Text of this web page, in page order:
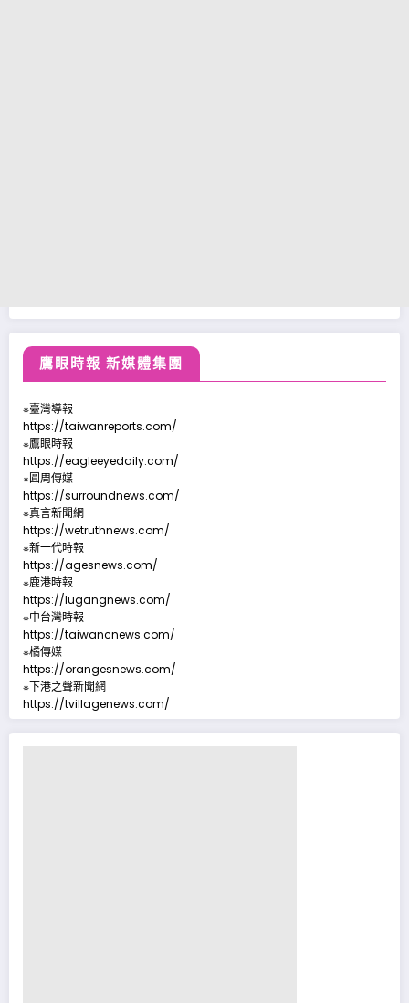
鷹眼時報 新媒體集團
※臺灣導報
https://taiwanreports.com/
※鷹眼時報
https://eagleeyedaily.com/
※圓周傳媒
https://surroundnews.com/
※真言新聞網
https://wetruthnews.com/
※新一代時報
https://agesnews.com/
※鹿港時報
https://lugangnews.com/
※中台灣時報
https://taiwancnews.com/
※橘傳媒
https://orangesnews.com/
※下港之聲新聞網
https://tvillagenews.com/